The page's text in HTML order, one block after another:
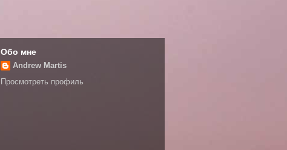
Обо мне
Andrew Martis
Просмотреть профиль